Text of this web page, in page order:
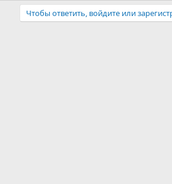
Чтобы ответить, войдите или